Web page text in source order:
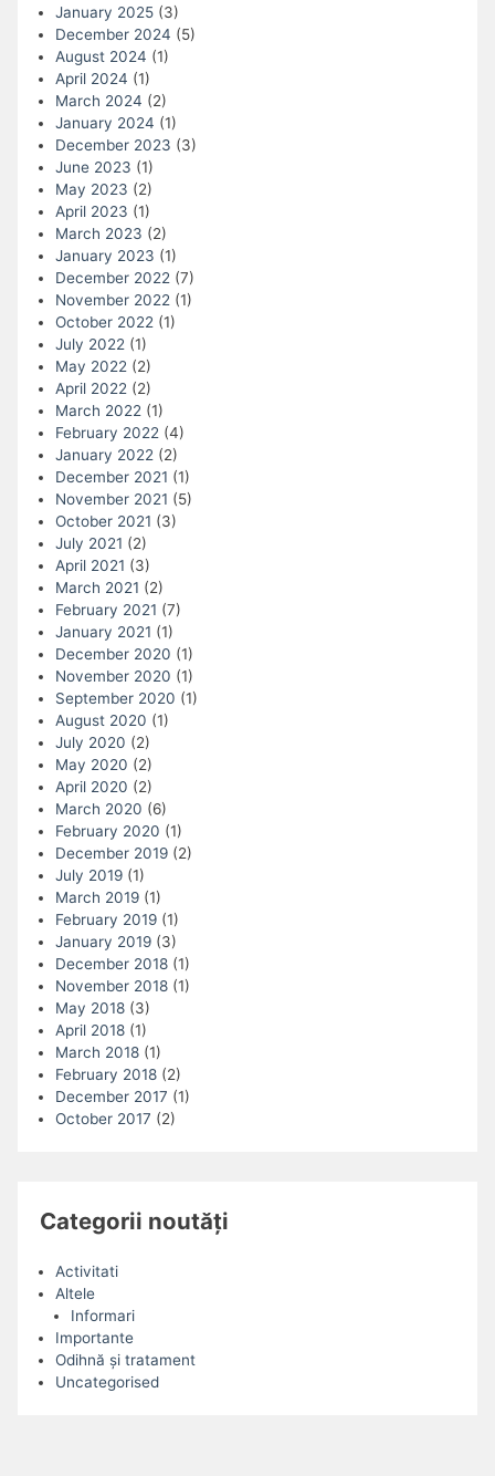
January 2025(3)
December 2024 (5)
August 2024 (1)
April 2024 (1)
March 2024 (2)
January 2024 (1)
December 2023 (3)
June 2023 (1)
May 2023 (2)
April 2023 (1)
March 2023 (2)
January 2023 (1)
December 2022 (7)
November 2022 (1)
October 2022 (1)
July 2022 (1)
May 2022 (2)
April 2022 (2)
March 2022 (1)
February 2022 (4)
January 2022 (2)
December 2021 (1)
November 2021 (5)
October 2021 (3)
July 2021 (2)
April 2021 (3)
March 2021 (2)
February 2021 (7)
January 2021 (1)
December 2020 (1)
November 2020 (1)
September 2020 (1)
August 2020 (1)
July 2020 (2)
May 2020 (2)
April 2020 (2)
March 2020 (6)
February 2020 (1)
December 2019(2)
July 2019(1)
March 2019(1)
February 2019(1)
January 2019(3)
December 2018(1)
November 2018(1)
May 2018(3)
April 2018(1)
March 2018(1)
February 2018(2)
December 2017 (1)
October 2017 (2)
Categorii noutăți
Activitati
Altele
Informari
Importante
Odihnă și tratament
Uncategorised